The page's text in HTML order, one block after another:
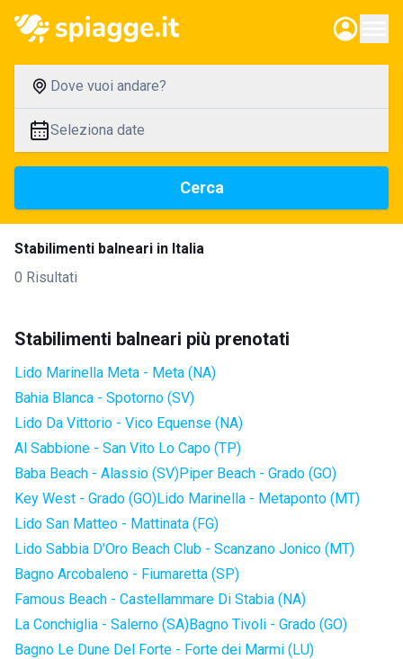
Dove vuoi andare?
Seleziona date
Cerca
Stabilimenti balneari in Italia
0 Risultati
Stabilimenti balneari più prenotati
Lido Marinella Meta - Meta (NA)
Bahia Blanca - Spotorno (SV)
Lido Da Vittorio - Vico Equense (NA)
Al Sabbione - San Vito Lo Capo (TP)
Baba Beach - Alassio (SV)Piper Beach - Grado (GO)
Key West - Grado (GO)Lido Marinella - Metaponto (MT)
Lido San Matteo - Mattinata (FG)
Lido Sabbia D'Oro Beach Club - Scanzano Jonico (MT)
Bagno Arcobaleno - Fiumaretta (SP)
Famous Beach - Castellammare Di Stabia (NA)
La Conchiglia - Salerno (SA)Bagno Tivoli - Grado (GO)
Bagno Le Dune Del Forte - Forte dei Marmi (LU)